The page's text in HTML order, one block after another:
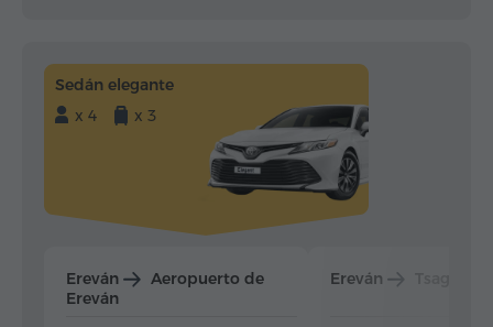
Sedán elegante
x 4
x 3
Ereván
Aeropuerto de
Ereván
Ereván